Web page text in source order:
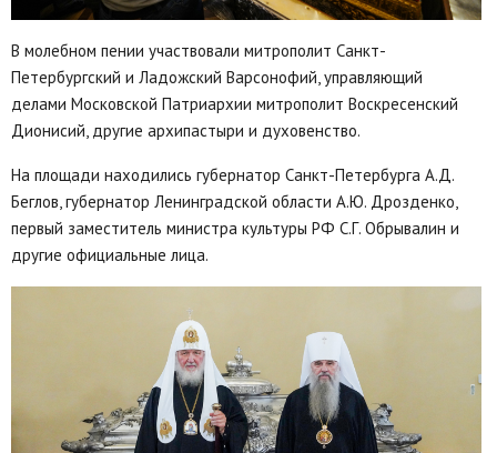
В молебном пении участвовали митрополит Санкт-
Петербургский и Ладожский Варсонофий, управляющий
делами Московской Патриархии митрополит Воскресенский
Дионисий, другие архипастыри и духовенство.
На площади находились губернатор Санкт-Петербурга А.Д.
Беглов, губернатор Ленинградской области А.Ю. Дрозденко,
первый заместитель министра культуры РФ С.Г. Обрывалин и
другие официальные лица.